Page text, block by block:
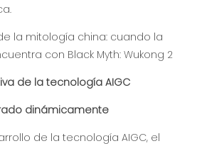
de la tecnología AIGC
dinámicamente
de la tecnología AIGC, el